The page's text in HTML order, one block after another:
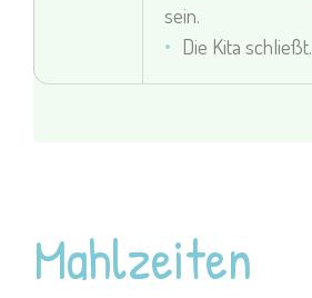
sein.
Die Kita schließt.
Mahlzeiten